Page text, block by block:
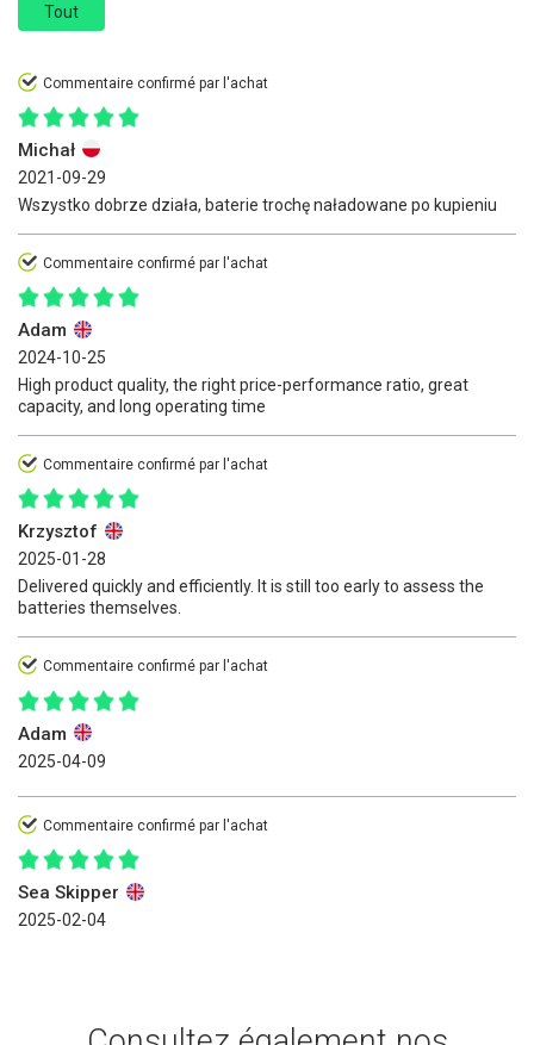
Tout
Commentaire confirmé par l'achat
Michał
2021-09-29
Wszystko dobrze działa, baterie trochę naładowane po kupieniu
Commentaire confirmé par l'achat
Adam
2024-10-25
High product quality, the right price-performance ratio, great
capacity, and long operating time
Commentaire confirmé par l'achat
Krzysztof
2025-01-28
Delivered quickly and efficiently. It is still too early to assess the
batteries themselves.
Commentaire confirmé par l'achat
Adam
2025-04-09
Commentaire confirmé par l'achat
Sea Skipper
2025-02-04